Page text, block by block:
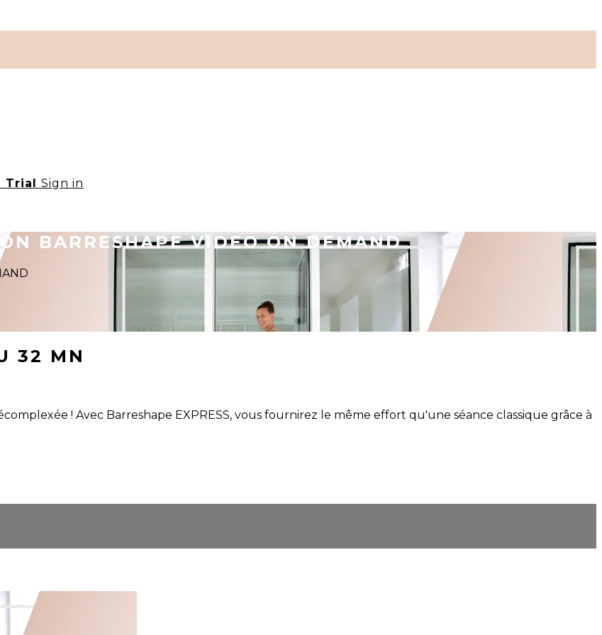
Trial Sign in
BARRESHAPE VIDEO ON DEMAND
32 MN
! Avec Barreshape EXPRESS, vous fournirez le même effort qu'une séance classique grâce à